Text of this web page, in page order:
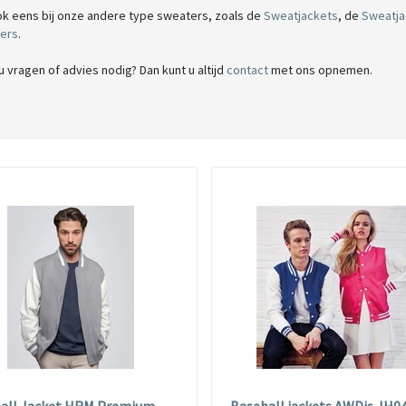
eens bij onze andere type sweaters, zoals de Sweatjackets, de
.
vragen of advies nodig? Dan kunt u altijd contactmet ons opnemen.